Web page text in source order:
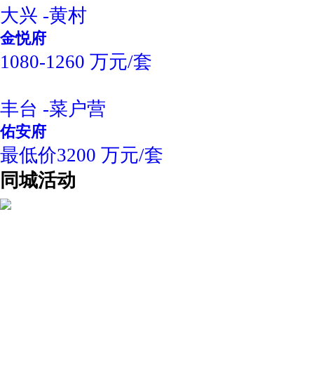
大兴 -黄村
金悦府
1080-1260 万元/套
丰台 -菜户营
佑安府
最低价3200 万元/套
同城活动